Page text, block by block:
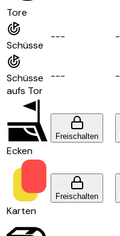
Tore
Schüsse
--- -
Schüsse
aufs Tor
--- -
Ecken
Freischalten
Karten
Freischalten